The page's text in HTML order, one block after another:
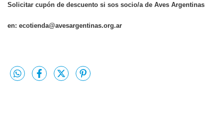
Solicitar cupón de descuento si sos socio/a de Aves Argentinas
en: ecotienda@avesargentinas.org.ar